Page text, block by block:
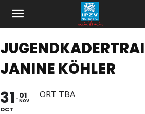
JANINE KÖHLER
31
OCT
01
NOV
ORT TBA